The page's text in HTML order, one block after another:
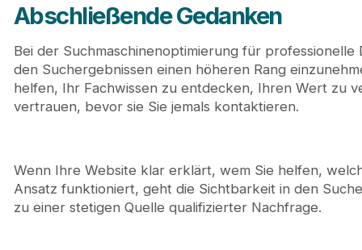
Abschließende Gedanken
Bei der Suchmaschinenoptimierung für
den Suchergebnissen einen höheren Rang
helfen, Ihr Fachwissen zu entdecken, Ihren Wert zu
vertrauen, bevor sie Sie jemals kontaktieren.
Wenn Ihre Website klar erklärt, wem Sie helfen,
Ansatz funktioniert, geht die Sichtbarkeit in den
zu einer stetigen Quelle qualifizierter Nachfrage.